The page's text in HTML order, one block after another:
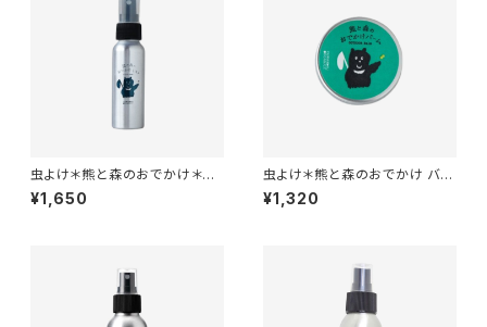
虫よけ＊熊と森のおでかけ＊ミ
スト 80ml＊シトロネラ・ペパー
ミント・ユーカリなどの精油＊
¥1,650
虫よけ＊熊と森のおでかけ バー
ム ＊ 保湿 ＊15g＊シトロネラ・
ペパーミント・ユーカリなどの精
¥1,320